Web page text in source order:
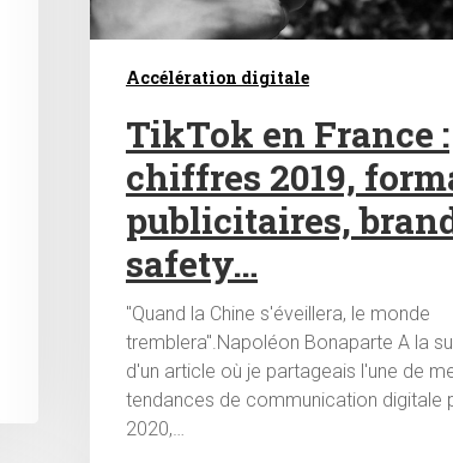
Accélération digitale
TikTok en France :
chiffres 2019,
publicitaires,
safety…
"Quand la Chine s'éveillera, le monde
tremblera".Napoléon Bonaparte A la
d'un article où je partageais l'une de
tendances de communication digitale
2020,…